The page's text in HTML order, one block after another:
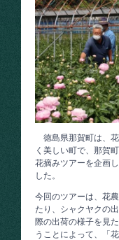
徳島県那賀町は、
く美しい町で、那賀
花摘みツアーを企画
した。
今回のツアーは、花
たり、シャクヤクの
際の出荷の様子を見
うことによって、「